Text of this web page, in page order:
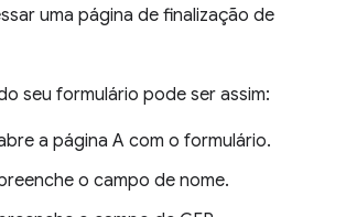
uma página de finalização de
seu formulário pode ser assim:
a página A com o formulário.
o campo de nome.